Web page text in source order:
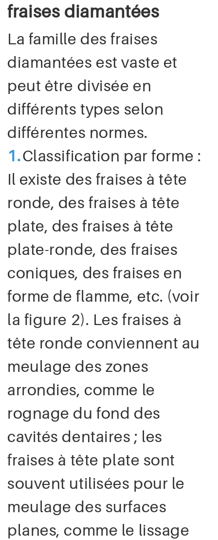
fraises diamantées
La famille des fraises
diamantées est vaste et
peut être divisée en
différents types selon
différentes normes.
1.Classification par forme :
Il existe des fraises à tête
ronde, des fraises à tête
plate, des fraises à tête
plate-ronde, des fraises
coniques, des fraises en
forme de flamme, etc. (voir
la figure 2). Les fraises à
tête ronde conviennent au
meulage des zones
arrondies, comme le
rognage du fond des
cavités dentaires ; les
fraises à tête plate sont
souvent utilisées pour le
meulage des surfaces
planes, comme le lissage